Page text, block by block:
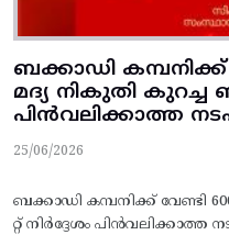
ബക്കാഡി കമ്പനിക്ക്‌
മദ്യ നികുതി കുറച്ച
പിന്‍വലിക്കാത്ത
25/06/2026
ബക്കാഡി കമ്പനിക്ക്‌ വേണ്ടി
റ്റ്‌ നിര്‍ദ്ദേശം പിന്‍വലിക്കാത്ത